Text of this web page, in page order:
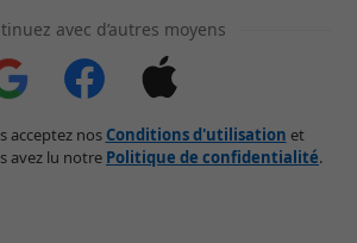
avec d’autres moyens
acceptez nos Conditions d'utilisation et
avez lu notre Politique de confidentialité.